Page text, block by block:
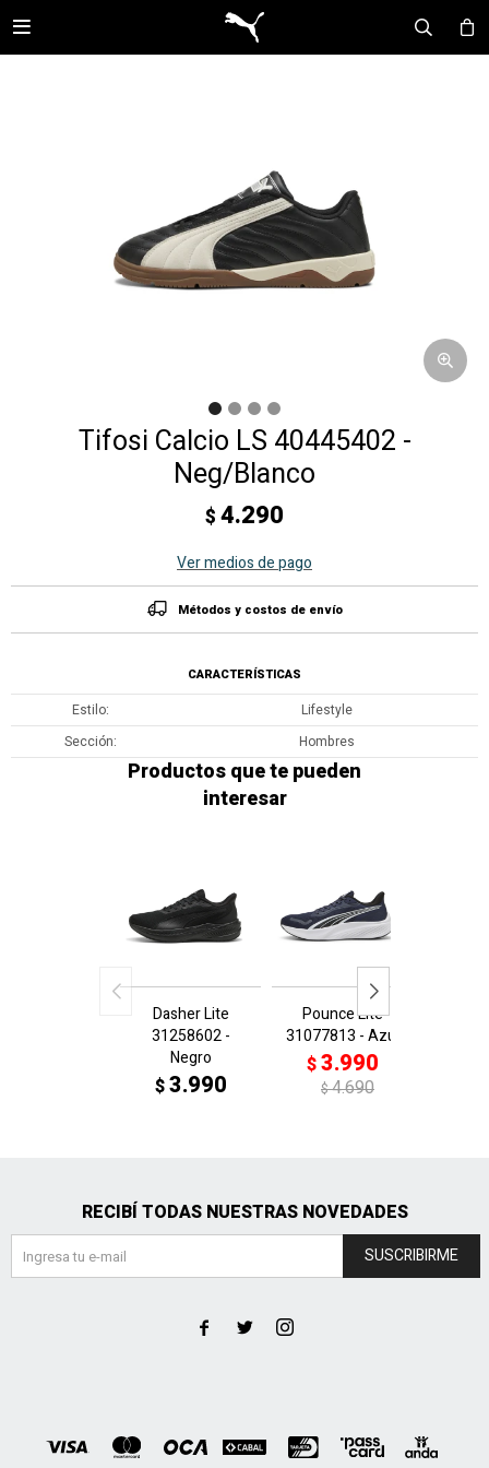

Tifosi Calcio LS 40445402 -
Neg/Blanco
$ 4.290
Ver medios de pago
Métodos y costos de envío
CARACTERÍSTICAS
Estilo
Lifestyle
Sección
Hombres
Productos que te pueden
interesar
Dasher Lite
31258602 -
Negro
$3.990
Pounce Lite
31077813 - Azul
$3.990
$4.690
RECIBÍ TODAS NUESTRAS NOVEDADES
SUSCRIBIRME
  